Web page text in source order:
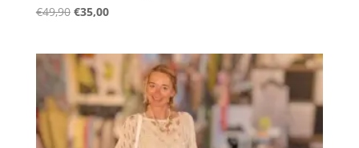
€49,90 Ursprünglicher
€49,90
€35,00Aktueller
€35,00.